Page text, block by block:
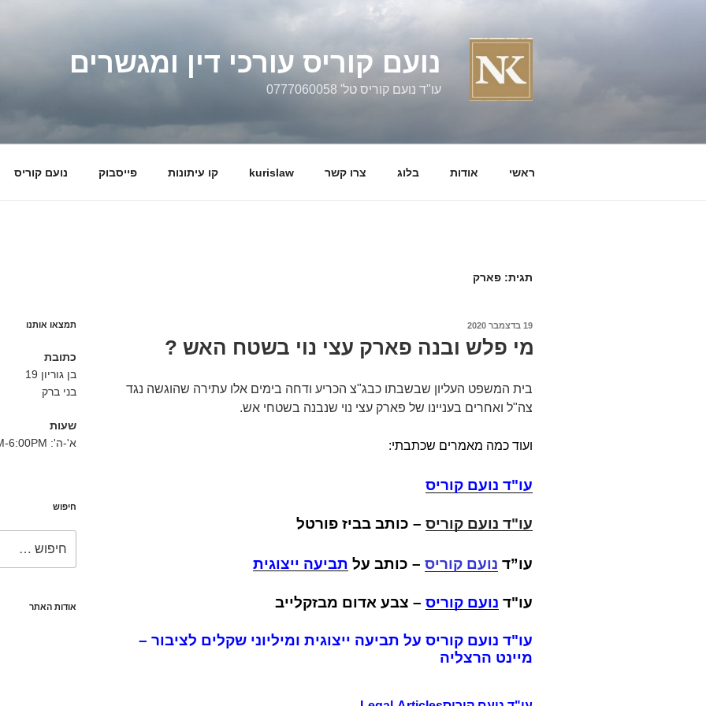
נועם קוריס עורכי דין ומגשרים
עו"ד נועם קוריס טל' 0777060058
ראשי אודות בלוג צרו קשר kurislaw קו עיתונות פייסבוק נועם קוריס
תגית: פארק
פורסם
19 בדצמבר 2020
מי פלש ובנה פארק עצי נוי בשטח האש ?
בית המשפט העליון שבשבתו כבג"צ הכריע ודחה בימים אלו עתירה שהוגשה נגד
צה"ל ואחרים בעניינו של פארק עצי נוי שנבנה בשטחי אש.
ועוד כמה מאמרים שכתבתי:
עו"ד נועם קוריס
עו"ד נועם קוריס – כותב בביז פורטל
עו”ד נועם קוריס – כותב על תביעה ייצוגית
עו"ד נועם קוריס – צבע אדום מבזקלייב
עו"ד נועם קוריס על תביעה ייצוגית ומיליוני שקלים לציבור –
מיינט הרצליה
תמצאו אותנו
כתובת
בן גוריון 19
בני ברק
שעות
א'-ה': 8:30AM-6:00PM
חיפוש
אודות האתר